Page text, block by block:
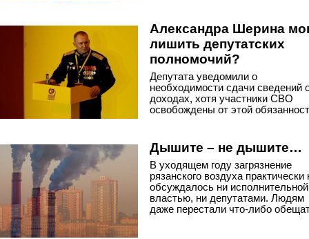
Александра Шерина
лишить депутатских
полномочий?
Депутата уведомили о
необходимости сдачи сведений
доходах, хотя участники СВО
освобождены от этой
Дышите – не дышите…
В уходящем году загрязнение
рязанского воздуха практически
обсуждалось ни исполнительной
властью, ни депутатами. Людям
даже перестали что-либо